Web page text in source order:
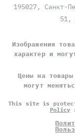
195027, Санкт-
51,
Изображения
характер и
Цены на товары
могут
This site is
Policy